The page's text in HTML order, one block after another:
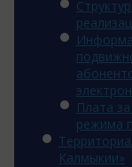
Плата
режима
Калмыкии»